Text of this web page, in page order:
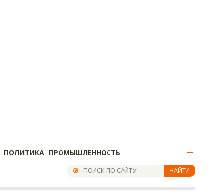
ПОЛИТИКА ПРОМЫШЛЕННОСТЬ
НАЙТИ